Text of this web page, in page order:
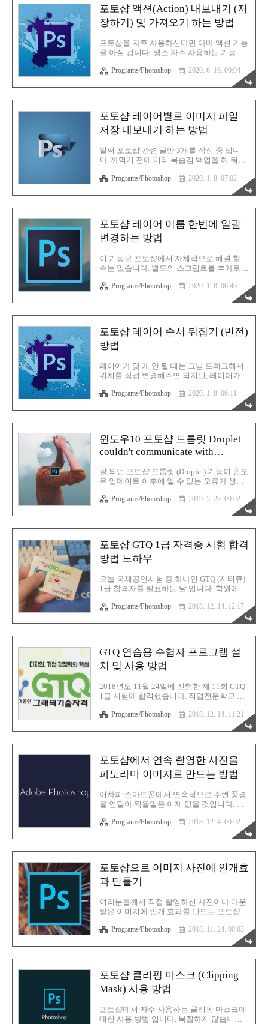
부분은 늘 이겁니다. 왼쪽의 도구툴이 기본
적으로 1라인인데 이것을 2라인으로 만드는
것 입니다. 빨간색 화살표로 표시되어 있는
왔다 갔다 하는걸 확인할 수 있습니다. 예로
부터 포토샵은 도구툴이 2라인 이었다가 1라
이미 구버전부터 쭉 써오시던 분들은 당연히
2라인이 익숙하기 때문에 이 형태를 더 선호
합니다. 저 역시도 두 줄이 훨씬 편리..
포토샵 액션(Action) 내보내기 (저
장하기) 및 가져오기 하는 방법
포토샵을 자주 사용하신다면 아마 액션 기능
을 아실 겁니다. 평소 자주 사용하는 기능들
하지 않아도 되는 아주 편리한 기능 입니다.
포토샵에서는 따로 백업하는 기능이 없어서
로 저장된 액션 파일을 불러올 수 있습니다.
포토샵 액션에 대한 자세한 내용은 아래의
글을 살펴보시면 됩니다. 포토샵 꿀팁! 액션
(Action)메뉴를 실행파일로 저장하여 편리하
(Action)메뉴를 실행파일로 저장하여 편리하
게 사용하기지난시간에 배웠던 포토샵 액션
기타 설정들을 액션에 한번에 모아서 콤보처
럼 편리하게 쓰는 기능 입니다. 이번에는 더
편리하게 액션을 쓰는 방..
Programs/Photoshop 2020. 6. 16. 00:04
포토샵 레이어별로 이미지 파일
저장 내보내기 하는 방법
벌써 포토샵 관련 글만 3개를 작성 중 입니
다. 까먹기 전에 미리 복습겸 백업을 해 둬야
입니다. 이번에는 레이어별로 모두 이미지
파일로 저장하는 방법입니다. 이 방법 또한
스크립트를 사용해서 진행합니다. 따로 스크
립트를 설치할 필요는 없고 포토샵에 있는
기본 기능으로 가능합니다. 참고로 저는 포
토샵 CS6 64비트 버전을 사용 중 입니다. 포
토샵 스킬 관련으로 아래의 글도 같이 알아
기 (반전) 방법 포토샵 레이어 순서 뒤집기
(반전) 방법레이어가 몇 개 안 될 때는 그냥
레이어가 엄청 많다면 이걸 하나하나 위치
변경하기가 힘듭니다. 그럴때는 포토샵에서
제공하는 기본 기능을 사용r..
Programs/Photoshop 2020. 1. 8. 07:02
포토샵 레이어 이름 한번에 일괄
변경하는 방법
이 기능은 포토샵에서 자체적으로 해결 할
수는 없습니다. 별도의 스크립트를 추가로
따로 또 설치하는것이 아닌, 스크립트 파일
하나만 포토샵이 설치된 폴더에 복사해 넣으
면 되는 간단한 방법 입니다. 사용법 또한 심
플해서 어렵지 않습니다. 포토샵 레이어 관
련해서 아래의 글도 알아두시면 좋습니
다. 포토샵 레이어 순서 뒤집기 (반전) 방
법 포토샵 레이어 순서 뒤집기 (반전) 방법레
치를 직접 변경해주면 되지만, 레이어가 엄
청 많다면 이걸 하나하나 위치 변경하기가
본 기능을 사용rgy0409.tistory.com 포토샵 레
이어별로 이미지 파일 저장 내보내기 하는
방법 포토샵 레이어별로 이..
Programs/Photoshop 2020. 1. 8. 06:43
포토샵 레이어 순서 뒤집기 (반전)
방법
레이어가 몇 개 안 될 때는 그냥 드래그해서
위치를 직접 변경해주면 되지만, 레이어가
힘듭니다. 그럴때는 포토샵에서 제공하는 기
본 기능을 사용해서 한번에 편리하게 레이어
이어 관련으로 아래의 글도 알아두시면 좋습
니다. 포토샵 레이어별로 이미지 파일 저장
내보내기 하는 방법 포토샵 레이어별로 이미
지 파일 저장 내보내기 하는 방법벌써 포토
전에 미리 복습겸 백업을 해 둬야 합니다. 앞
으로도 요긴하게 써먹을 내용들 입니다. 이
하는 방rgy0409.tistory.com 포토샵 레이어 이
름 한번에 일괄 변경하는 방법 포토샵 레이
Programs/Photoshop 2020. 1. 8. 06:11
윈도우10 포토샵 드롭릿 Droplet
couldn't communicate with
잘 되던 포토샵 드롭릿 (Droplet) 기능이 윈도
우 업데이트 이후에 알 수 없는 오류가 생기
구 내용은 다음과 같습니다. "droplet
couldn't communicate with photoshop" 대체
일이 잘 못 된줄 알고 새로 다시 만들었습니
다. 문제가 해결이 되었을까요? 어림도 없었
습니다. 확실한건 윈도우10 업데이트 이후부
터 안 되는 문제였습니다. 결국 이건 포토샵
다. 그렇다고 다시 롤백하자니 뭔가 찝찝하
고, 포맷하기는 더더욱 귀찮고... 해서 구글을
지 검색해보니 역시 이와 관련된 문제들은
Programs/Photoshop 2019. 5. 23. 00:02
포토샵 GTQ 1급 자격증 시험 합격
방법 노하우
오늘 국제공인시험 중 하나인 GTQ (지티큐)
1급 합격자를 발표하는 날 입니다. 학원에 도
을 확인하고, 10시 이후에 바로 KPC 사이트
에 들어가서 확인을 했습니다. 결과는요?! 당
도 해서 당연히 붙겠지라는 안일한 생각을
갖고 있었지면 혹시나가 역시나였나 봅니다.
떡하니 합격했습니다. 그래서 이 글을 지금
기분좋게 작성하고 있습니다. 이 기쁜마음을
들에게 조금이나마 도움이 되고자 이렇게 노
하우를 공유하려고 합니다. 방금 로그인해서
니다. 또한 성적분석 서비스도 제공하고 있
습니다. 들어가보겠습니다. 100점 만점 중 84
점을 받았군요..
Programs/Photoshop 2018. 12. 14. 12:17
GTQ 연습용 수험자 프로그램 설
치 및 사용 방법
2018년도 11월 24일에 진행한 제 11회 GTQ
1급 시험에 합격했습니다. 직업전문학교 다
한번 시험을 봤는데 다행히 잘 붙었습니다.
선생님이 잘 가르쳐주신 덕 입니다. 합격한
노하우라면 노하우겠지만 이 부분은 아래의
글에서 다시 한 번 자세히 다루었으니 관심
이 있으시면 한번 읽어보시기 바랍니다. 포
토샵 GTQ 1급 자격증 시험 합격 방법 노하
우 포토샵 GTQ 1급 자격증 시험 합격 방법
(지티큐) 1급 합격자를 발표하는 날 입니다.
학원에 도착 후 오전 10시 이후에 발표가 나
KPC 사이트에 들어가서 확인을 했
rgy0409.tistory.com 그러면 본격적으로 GTQ
연습용..
Programs/Photoshop 2018. 12. 14. 11:21
포토샵에서 연속 촬영한 사진을
파노라마 이미지로 만드는 방법
어차피 스마트폰에서 연속적으로 주변 풍경
을 연달아 찍을일은 이제 없을 것입니다. 왜
따라서 이 기능은 어쩌면 쓸모 없을지도 모
르겠습니다. 그러나! 아는만큼 답이 보이듯,
포토샵에서 연속되는 하나하나의 이미지를
연이어 합치기보다는 이 기능 하나만으로 한
방에 여러장을 옆으로 자연스럽게 붙여서 파
노라마로 만들 수 있습니다. 또한 좀더 오버
해서 말씀 드리자면, 오늘날 사용하고 있는
니다. 바로 본론으로 들어가보도록 하겠습니
다. 포토샵 파노라마 이미지 만들기 : 방법1
로요. 다음, 포토샵에서 불러오기를 할건데
단순 불러오기가 아닌, 위에서 보시는 것 처
럼 불러오도록 합니다. File > ..
Programs/Photoshop 2018. 12. 4. 00:02
포토샵으로 이미지 사진에 안개효
과 만들기
여러분들께서 직접 촬영하신 사진이나 다운
받은 이미지에 안개 효과를 만드는 포토샵
습니다. 저는 포토샵 버전이 CS6 입니다. 참
고하시기 바랍니다. 먼저 사진을 불러옵니
다. 새 레이어를 하나 만듭니다. Filter >
Rander > Clouds 로 들어갑니다. 그러면 방금
만든 새 레이어에 이렇게 구름 효과가 생성
됩니다. Ctrl + F를 계속 누르시면 스타일이
조금씩 바뀝니다. 이제 채널 탭으로 갑니다.
여기에서 Blue 채널을 선택합니다. 블루채널
을 복사해서 알파채널을 하나 생성합니
다. 방금 만든 알파채널을 선택하시고 Ctrl +
Programs/Photoshop 2018. 11. 24. 00:03
포토샵 클리핑 마스크 (Clipping
Mask) 사용 방법
포토샵에서 자주 사용하는 클리핑 마스크에
대한 사용 방법 입니다. 복잡하지 않습니다.